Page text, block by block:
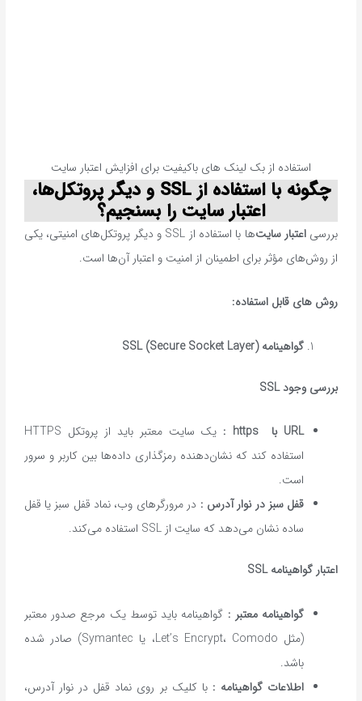
استفاده از بک لینک های باکیفیت برای افزایش اعتبار سایت
چگونه با استفاده از SSL و دیگر پروتکل‌ها،
اعتبار سایت را بسنجیم؟
بررسی اعتبار سایت‌
ها با استفاده از SSL و دیگر پروتکل‌های امنیتی، یکی
از روش‌های مؤثر برای اطمینان از امنیت و اعتبار آن‌ها است.
روش های قابل استفاده:
گواهینامهSSL (Secure Socket Layer)
بررسی وجودSSL
URL با https :
یک سایت معتبر باید از پروتکل HTTPS
استفاده کند که نشان‌دهنده رمزگذاری داده‌ها بین کاربر و سرور
است.
قفل سبز در نوار آدرس : در مرورگرهای وب، نماد قفل سبز یا قفل
ساده نشان می‌دهد که سایت از SSL استفاده می‌کند.
اعتبار گواهینامهSSL
گواهینامه معتبر : گواهینامه باید توسط یک مرجع صدور معتبر
(مثل Let’s Encrypt، Comodo، یا Symantec) صادر شده
باشد.
اطلاعات گواهینامه : با کلیک بر روی نماد قفل در نوار آدرس،